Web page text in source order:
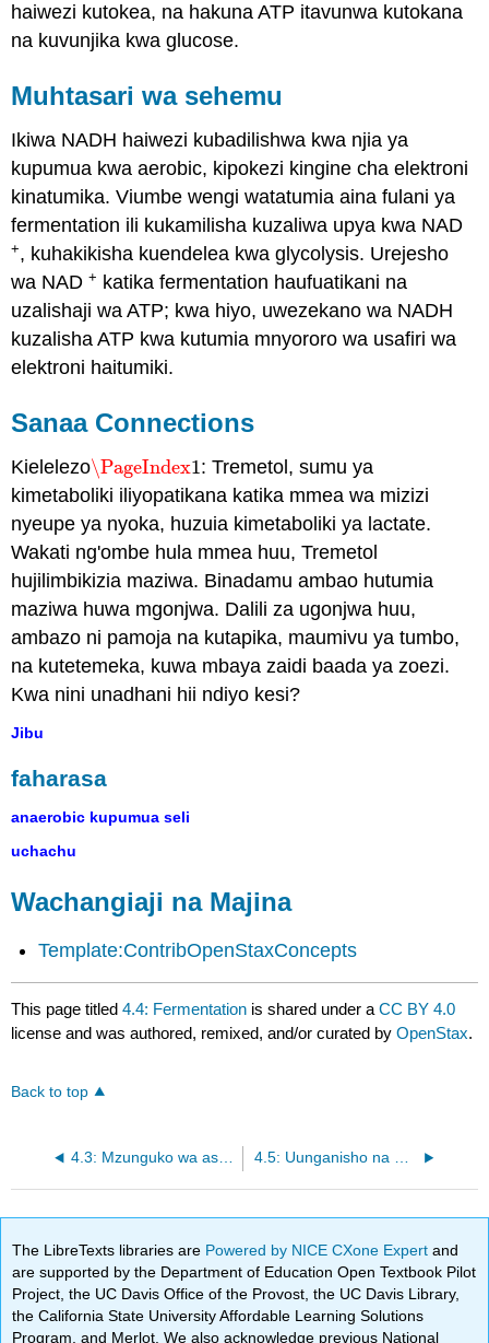
haiwezi kutokea, na hakuna ATP itavunwa kutokana
na kuvunjika kwa glucose.
Muhtasari wa sehemu
Ikiwa NADH haiwezi kubadilishwa kwa njia ya
kupumua kwa aerobic, kipokezi kingine cha elektroni
kinatumika. Viumbe wengi watatumia aina fulani ya
fermentation ili kukamilisha kuzaliwa upya kwa NAD
+, kuhakikisha kuendelea kwa glycolysis. Urejesho
wa NAD+ katika fermentation haufuatikani na
uzalishaji wa ATP; kwa hiyo, uwezekano wa NADH
kuzalisha ATP kwa kutumia mnyororo wa usafiri wa
elektroni haitumiki.
Sanaa Connections
Kielelezo\PageIndex1
\PageIndex1: Tremetol, sumu ya
kimetaboliki iliyopatikana katika mmea wa mizizi
nyeupe ya nyoka, huzuia kimetaboliki ya lactate.
Wakati ng'ombe hula mmea huu, Tremetol
hujilimbikizia maziwa. Binadamu ambao hutumia
maziwa huwa mgonjwa. Dalili za ugonjwa huu,
ambazo ni pamoja na kutapika, maumivu ya tumbo,
na kutetemeka, kuwa mbaya zaidi baada ya zoezi.
Kwa nini unadhani hii ndiyo kesi?
Jibu
faharasa
anaerobic kupumua seli
uchachu
Wachangiaji na Majina
Template:ContribOpenStaxConcepts
This page titled4.4: Fermentation is shared under aCC BY 4.0
license and was authored, remixed, and/or curated byOpenStax.
Back to top
4.3: Mzunguko wa asidi ya Citric na Phosphorylation ya oxid 4.5: Uunganisho na Njia Zingine za Metabolic
The LibreTexts libraries are Powered by NICE CXone Expertand
are supported by the Department of Education Open Textbook Pilot
Project, the UC Davis Office of the Provost, the UC Davis Library,
the California State University Affordable Learning Solutions
Program, and Merlot. We also acknowledge previous National